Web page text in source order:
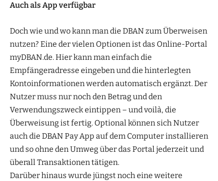
Auch als App verfügbar
Doch wie und wo kann man die DBAN zum Überweisen
nutzen? Eine der vielen Optionen ist das Online-Portal
myDBAN.de. Hier kann man einfach die
Empfängeradresse eingeben und die hinterlegten
Kontoinformationen werden automatisch ergänzt. Der
Nutzer muss nur noch den Betrag und den
Verwendungszweck eintippen – und voilà, die
Überweisung ist fertig. Optional können sich Nutzer
auch die DBAN Pay App auf dem Computer installieren
und so ohne den Umweg über das Portal jederzeit und
überall Transaktionen tätigen.
Darüber hinaus wurde jüngst noch eine weitere